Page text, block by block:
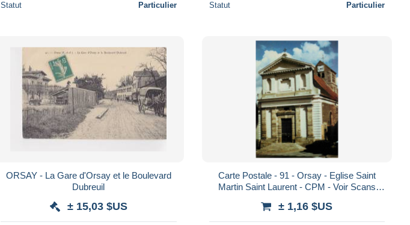
Statut Particulier Statut Particulier
ORSAY - La Gare d'Orsay et le Boulevard
Dubreuil
± 15,03 $US
Carte Postale - 91 - Orsay - Eglise Saint
Martin Saint Laurent - CPM - Voir Scans
± 1,16 $US